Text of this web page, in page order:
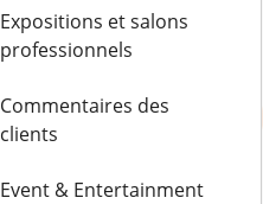
Expositions et salons
professionnels
Commentaires des
clients
Event & Entertainment